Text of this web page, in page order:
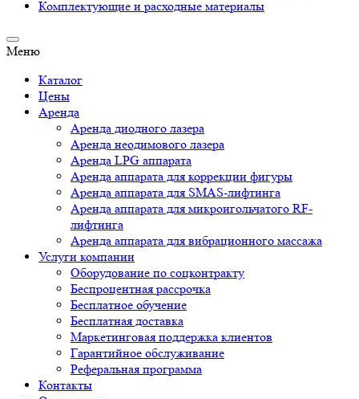
Комплектующие и расходные материалы
Меню
Каталог
Цены
Аренда
Аренда диодного лазера
Аренда неодимового лазера
Аренда LPG аппарата
Аренда аппарата для коррекции фигуры
Аренда аппарата для SMAS-лифтинга
Аренда аппарата для микроигольчатого RF-
лифтинга
Аренда аппарата для вибрационного массажа
Услуги компании
Оборудование по соцконтракту
Беспроцентная рассрочка
Бесплатное обучение
Бесплатная доставка
Маркетинговая поддержка клиентов
Гарантийное обслуживание
Реферальная программа
Контакты